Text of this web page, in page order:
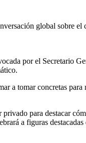
global sobre
por el Secretario
a tomar concretas
para destacar
a figuras